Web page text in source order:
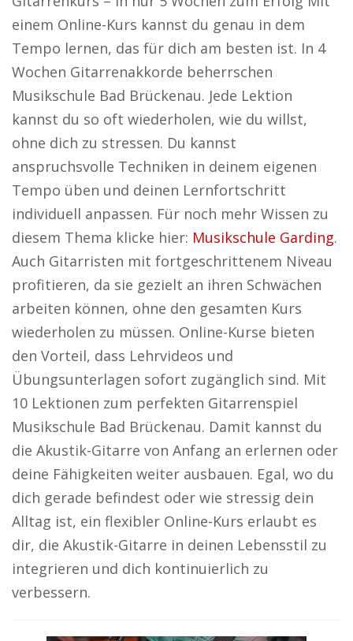
einem Online-Kurs kannst du genau in dem
Tempo lernen, das für dich am besten ist. In 4
Wochen Gitarrenakkorde beherrschen
Musikschule Bad Brückenau. Jede Lektion
kannst du so oft wiederholen, wie du willst,
ohne dich zu stressen. Du kannst
anspruchsvolle Techniken in deinem eigenen
Tempo üben und deinen Lernfortschritt
individuell anpassen. Für noch mehr Wissen zu
diesem Thema klicke hier: Musikschule Garding.
Auch Gitarristen mit fortgeschrittenem Niveau
profitieren, da sie gezielt an ihren Schwächen
arbeiten können, ohne den gesamten Kurs
wiederholen zu müssen. Online-Kurse bieten
den Vorteil, dass Lehrvideos und
Übungsunterlagen sofort zugänglich sind. Mit
10 Lektionen zum perfekten Gitarrenspiel
Musikschule Bad Brückenau. Damit kannst du
die Akustik-Gitarre von Anfang an erlernen oder
deine Fähigkeiten weiter ausbauen. Egal, wo du
dich gerade befindest oder wie stressig dein
Alltag ist, ein flexibler Online-Kurs erlaubt es
dir, die Akustik-Gitarre in deinen Lebensstil zu
integrieren und dich kontinuierlich zu
verbessern.